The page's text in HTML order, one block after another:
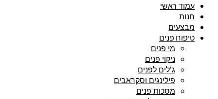
עמוד ראשי
חנות
מבצעים
טיפוח פנים
מי פנים
ניקוי פנים
ג'לים לפנים
פילינגים וסקראבים
מסכות פנים